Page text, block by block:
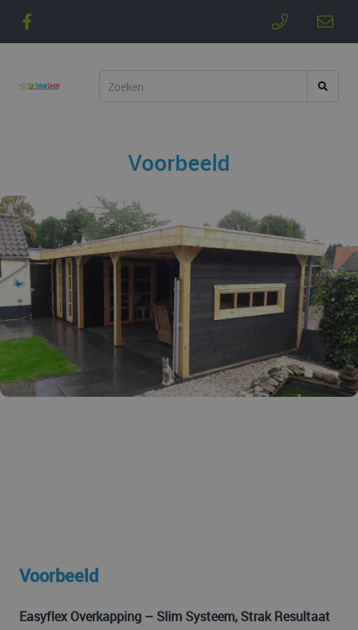
Voorbeeld
Voorbeeld
Easyflex Overkapping – Slim Systeem, Strak Resultaat